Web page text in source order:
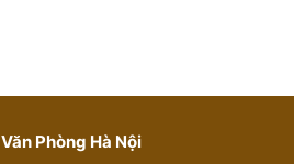
Văn Phòng Hà Nội